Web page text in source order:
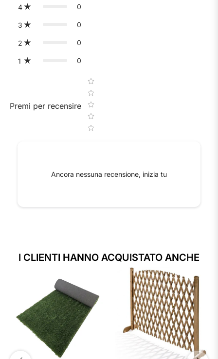
4 0
3 0
2 0
1 0
Premi per recensire
Star rating
Ancora nessuna recensione, inizia tu
I CLIENTI HANNO ACQUISTATO ANCHE